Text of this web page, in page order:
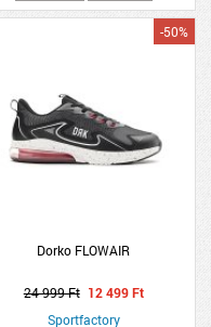
Dorko FLOWAIR
-50%
24 999 Ft 12 499 Ft
Sportfactory